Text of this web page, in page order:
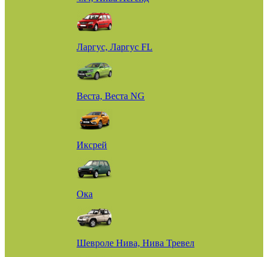
Ларгус, Ларгус FL
Веста, Веста NG
Иксрей
Ока
Шевроле Нива, Нива Тревел